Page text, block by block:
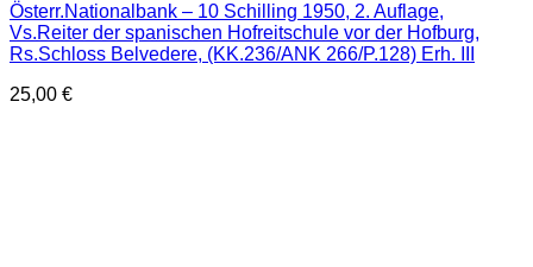
Österr.Nationalbank – 10 Schilling 1950, 2. Auflage,
Vs.Reiter der spanischen Hofreitschule vor der Hofburg,
Rs.Schloss Belvedere, (KK.236/ANK 266/P.128) Erh. III
25,00 €